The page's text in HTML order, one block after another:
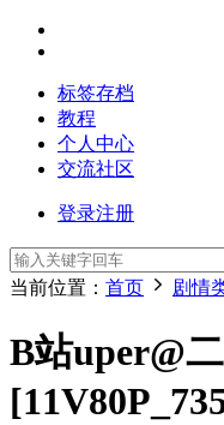
标签存档
教程
个人中心
交流社区
登录注册
当前位置： 首页 剧情
B站uper@